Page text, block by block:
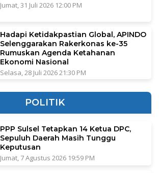
Jumat, 31 Juli 2026 12:00 PM
Hadapi Ketidakpastian Global, APINDO
Selenggarakan Rakerkonas ke-35
Rumuskan Agenda Ketahanan
Ekonomi Nasional
Selasa, 28 Juli 2026 21:30 PM
POLITIK
PPP Sulsel Tetapkan 14 Ketua DPC,
Sepuluh Daerah Masih Tunggu
Keputusan
Jumat, 7 Agustus 2026 19:59 PM